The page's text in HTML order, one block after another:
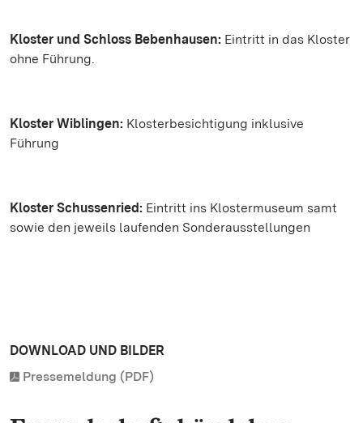
Kloster und Schloss Bebenhausen: Eintritt in das Kloster
ohne Führung.
Kloster Wiblingen: Klosterbesichtigung inklusive
Führung
Kloster Schussenried: Eintritt ins Klostermuseum samt
sowie den jeweils laufenden Sonderausstellungen
DOWNLOAD UND BILDER
Pressemeldung (PDF)